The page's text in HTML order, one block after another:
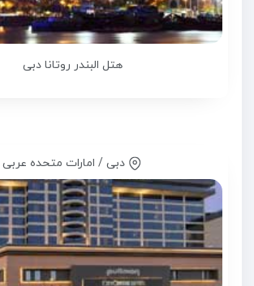
هتل البندر روتانا دبی
دبی / امارات متحده عربی